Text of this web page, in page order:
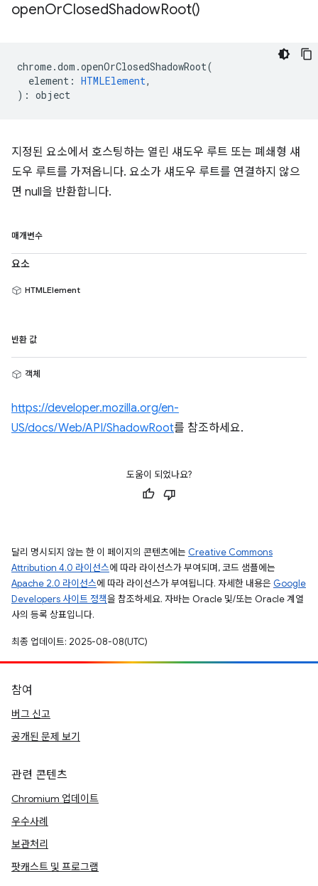
openOrClosedShadowRoot()
chrome.dom .openOrClosedShadowRoot(
element : HTMLElement,
) : object
지정된 요소에서 호스팅하는 열린 섀도우 루트 또는 폐쇄형 섀
도우 루트를 가져옵니다. 요소가 섀도우 루트를 연결하지 않으
면 null을 반환합니다.
매개변수
요소
HTMLElement
반환 값
객체
https://developer.mozilla.org/en-
US/docs/Web/API/ShadowRoot를 참조하세요.
도움이 되었나요?
달리 명시되지 않는 한 이 페이지의 콘텐츠에는 Creative Commons
Attribution 4.0 라이선스에 따라 라이선스가 부여되며, 코드 샘플에는
Apache 2.0 라이선스에 따라 라이선스가 부여됩니다. 자세한 내용은 Google
Developers 사이트 정책을 참조하세요. 자바는 Oracle 및/또는 Oracle 계열
사의 등록 상표입니다.
최종 업데이트: 2025-08-08(UTC)
참여
버그 신고
공개된 문제 보기
관련 콘텐츠
Chromium 업데이트
우수사례
보관처리
팟캐스트 및 프로그램